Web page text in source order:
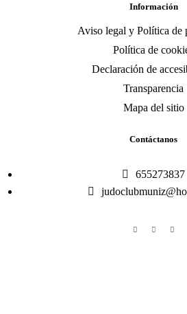
Información
Aviso legal y Política de
Política de
Declaración de
Transparencia
Mapa del sitio
Contáctanos
655273837